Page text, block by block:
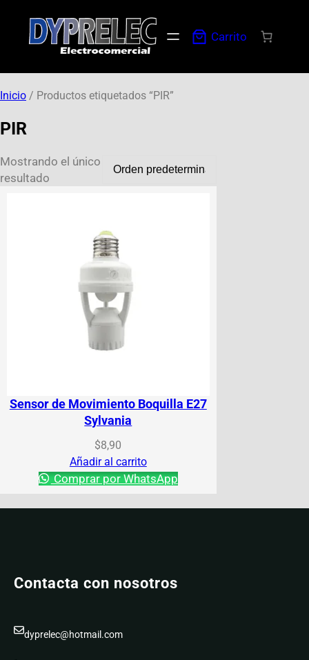
Carrito
Inicio / Productos etiquetados “PIR”
PIR
Mostrando el único
resultado
Sensor de Movimiento Boquilla E27
Sylvania
$8,90
Añadir al carrito
Comprar por WhatsApp
Contacta con nosotros
dyprelec@hotmail.com